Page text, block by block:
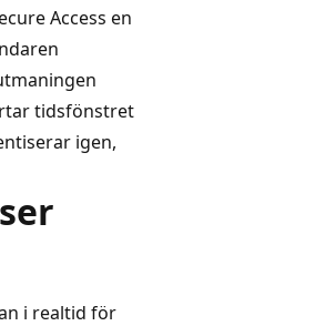
Access en
tidsfönstret
igen,
i realtid för